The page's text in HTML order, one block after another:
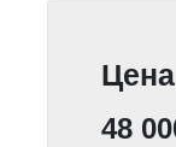
Цена
48